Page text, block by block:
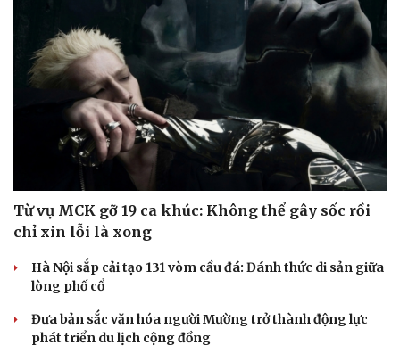
Từ vụ MCK gỡ 19 ca khúc: Không thể gây sốc rồi
chỉ xin lỗi là xong
Hà Nội sắp cải tạo 131 vòm cầu đá: Đánh thức di sản giữa
lòng phố cổ
Đưa bản sắc văn hóa người Mường trở thành động lực
phát triển du lịch cộng đồng